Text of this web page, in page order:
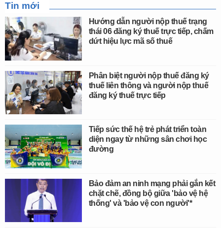
Tin mới
Hướng dẫn người nộp thuế trạng
thái 06 đăng ký thuế trực tiếp, chấm
dứt hiệu lực mã số thuế
Phân biệt người nộp thuế đăng ký
thuế liên thông và người nộp thuế
đăng ký thuế trực tiếp
Tiếp sức thế hệ trẻ phát triển toàn
diện ngay từ những sân chơi học
đường
Bảo đảm an ninh mạng phải gắn kết
chặt chẽ, đồng bộ giữa 'bảo vệ hệ
thống' và 'bảo vệ con người'*